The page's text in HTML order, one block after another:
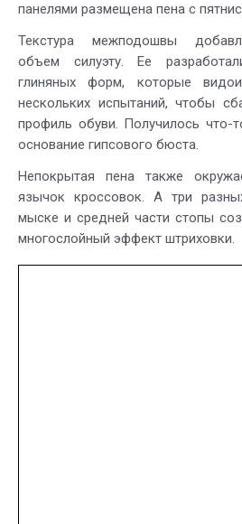
панелями размещена пена с
Текстура межподошвы
объем силуэту. Ее
глиняных форм, которые
нескольких испытаний, чтобы
профиль обуви. Получилось что-
основание гипсового бюста.
Непокрытая пена также
язычок кроссовок. А три
мыске и средней части стопы
многослойный эффект штриховки.